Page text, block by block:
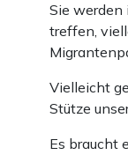
Sie werden
treffen,
Vielleicht
Stütze
Es braucht